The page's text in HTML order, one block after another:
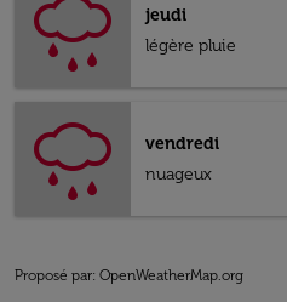
jeudi
légère pluie
vendredi
nuageux
Proposé par: OpenWeatherMap.org